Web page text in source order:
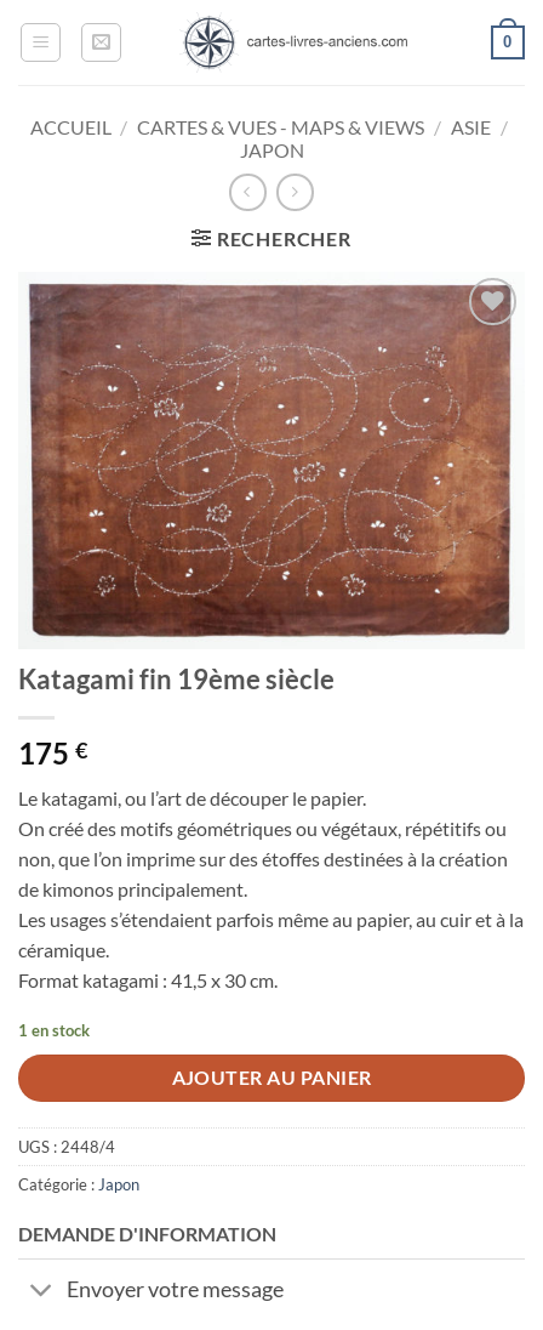
0
ACCUEIL / CARTES & VUES - MAPS & VIEWS / ASIE /
JAPON
RECHERCHER
Ajouter
Katagami fin 19ème siècle
175 €
Le katagami, ou l’art de découper le papier.
On créé des motifs géométriques ou végétaux, répétitifs ou
non, que l’on imprime sur des étoffes destinées à la création
de kimonos principalement.
Les usages s’étendaient parfois même au papier, au cuir et à la
céramique.
Format katagami : 41,5 x 30 cm.
1 en stock
AJOUTER AU PANIER
UGS : 2448/4
Catégorie : Japon
DEMANDE D'INFORMATION
Envoyer votre message